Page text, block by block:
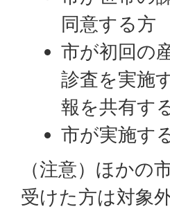
同意する方
市が初回の
診査を実施
報を共有す
市が実施す
（注意）ほかの
受けた方は対象